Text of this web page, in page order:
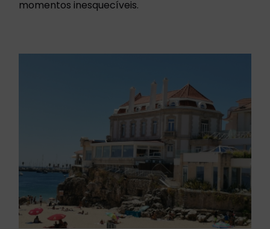
momentos inesquecíveis.